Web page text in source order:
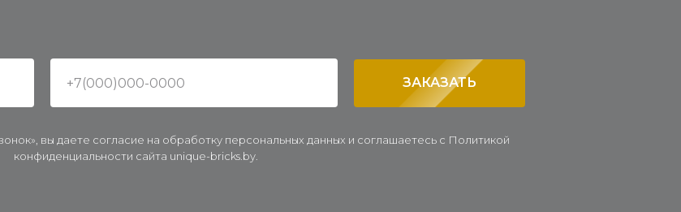
ЗАКАЗАТЬ
вы даете согласие на обработку персональных данных и соглашаетесь c Политикой
конфиденциальности сайта unique-bricks.by.